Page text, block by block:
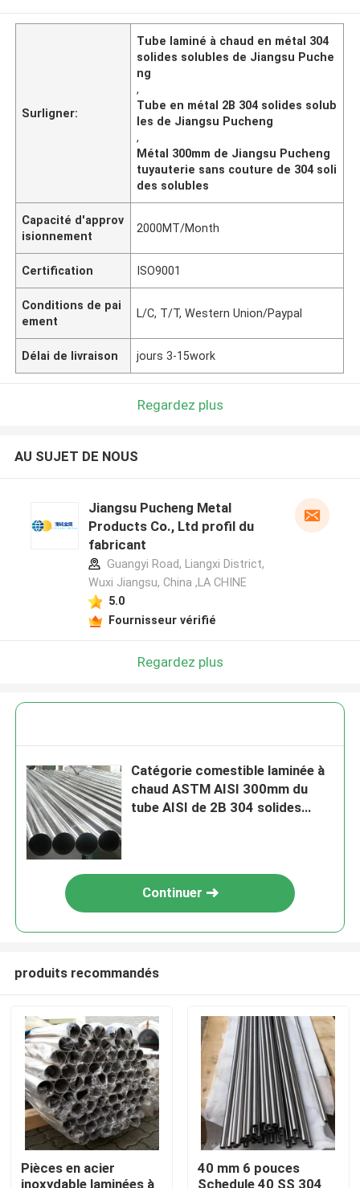
Maison
Surligner:
Tube laminé à chaud en métal 304
solides solubles de Jiangsu Puche
ng
,
Tube en métal 2B 304 solides solub
les de Jiangsu Pucheng
,
Métal 300mm de Jiangsu Pucheng
tuyauterie sans couture de 304 soli
des solubles
Capacité d'approv
isionnement
2000MT/Month
Certification ISO9001
Conditions de pai
ement
L/C, T/T, Western Union/Paypal
Délai de livraison jours 3-15work
Regardez plus
AU SUJET DE NOUS
Jiangsu Pucheng Metal
Products Co., Ltd profil du
fabricant
Guangyi Road, Liangxi District,
Wuxi Jiangsu, China ,LA CHINE
5.0
Fournisseur vérifié
Regardez plus
Catégorie comestible laminée à
chaud ASTM AISI 300mm du
tube AISI de 2B 304 solides
Continuer
produits recommandés
Pièces en acier
inoxydable laminées à
40 mm 6 pouces
Schedule 40 SS 304